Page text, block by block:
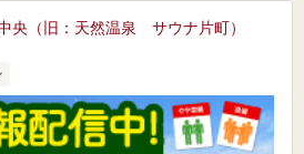
央（旧：天然温泉 サウナ片町）